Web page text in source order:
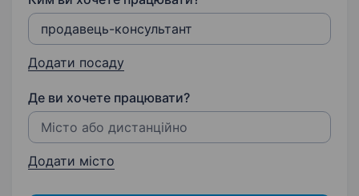
Додати посаду
Де ви хочете працювати?
Додати місто